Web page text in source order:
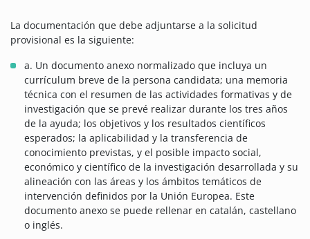
La documentación que debe adjuntarse a la solicitud
provisional es la siguiente:
a. Un documento anexo normalizado que incluya un
currículum breve de la persona candidata; una memoria
técnica con el resumen de las actividades formativas y de
investigación que se prevé realizar durante los tres años
de la ayuda; los objetivos y los resultados científicos
esperados; la aplicabilidad y la transferencia de
conocimiento previstas, y el posible impacto social,
económico y científico de la investigación desarrollada y su
alineación con las áreas y los ámbitos temáticos de
intervención definidos por la Unión Europea. Este
documento anexo se puede rellenar en catalán, castellano
o inglés.